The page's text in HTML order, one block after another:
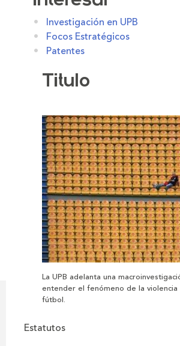
Investigación en UPB
Focos Estratégicos
Patentes
Titulo
La UPB adelanta una
entender el fenómeno de la violencia
fútbol.
Estatutos